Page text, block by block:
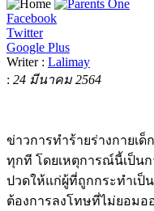
Facebook
Twitter
Google Plus
Writer : Lalimay
: 24 มีนาคม 2564
ข่าวการทำร้ายร่างกายเด็
ทุกที โดยเหตุการณ์นี้เป็นก
ปวดให้แก่ผู้ที่ถูกกระทำเป็
ต้องการลงโทษที่ไม่ยอมอ